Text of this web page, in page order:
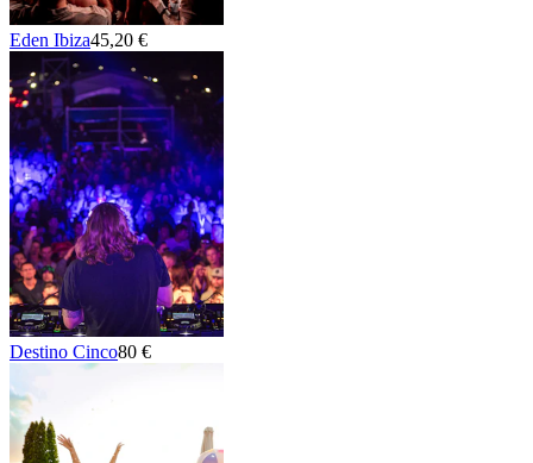
Eden Ibiza45,20 €
Destino Cinco80 €